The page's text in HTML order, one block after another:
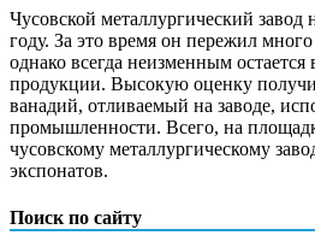
Чусовской металлургический завод
году. За это время он пережил
однако всегда неизменным остается
продукции. Высокую оценку
ванадий, отливаемый на заводе,
промышленности. Всего, на
чусовскому металлургическому
экспонатов.
Поиск по сайту